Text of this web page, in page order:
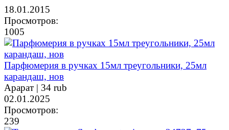
18.01.2015
Просмотров:
1005
Парфюмерия в ручках 15мл треугольники, 25мл
карандаш, нов
Арарат | 34 rub
02.01.2025
Просмотров:
239